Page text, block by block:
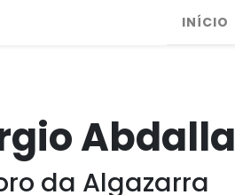
INÍCIO
Abdalla
da Algazarra